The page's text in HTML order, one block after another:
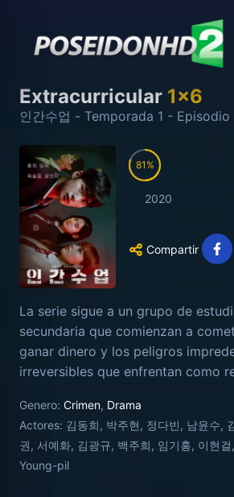
Extracurricular 1x6
인간수업 - Temporada 1 - Episodio
81
2020
Compartir
La serie sigue a un grupo de
secundaria que comienzan a
ganar dinero y los peligros
irreversibles que enfrentan como
joven estudiante modelo de
embargo en realidad es el autor
serie de actividades criminales
la imaginación de sus compañeros
Genero: Crimen, Drama
Actores: 김동희, 박주현, 정다빈, 남윤수,
권, 서예화, 김광규, 백주희, 임기홍, 이현
Young-pil